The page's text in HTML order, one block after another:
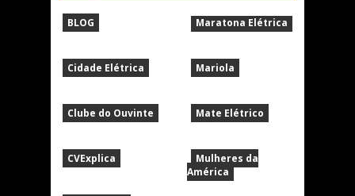
BLOG
Cidade Elétrica
Clube do Ouvinte
CVExplica
Maratona Elétrica
Mariola
Mate Elétrico
Mulheres da
América